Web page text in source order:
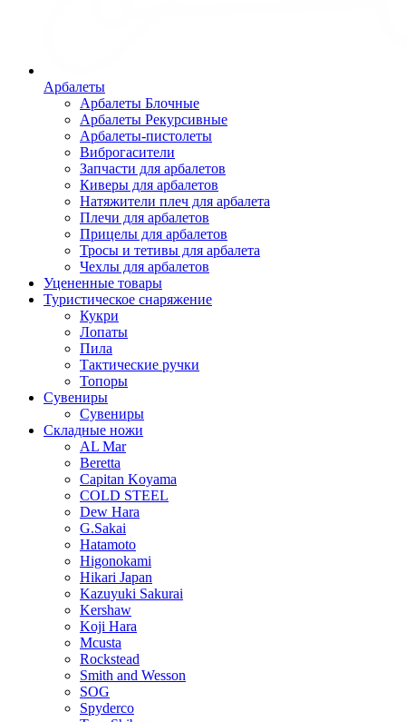
Арбалеты
Арбалеты Блочные
Арбалеты Рекурсивные
Арбалеты-пистолеты
Виброгасители
Запчасти для арбалетов
Киверы для арбалетов
Натяжители плеч для арбалета
Плечи для арбалетов
Прицелы для арбалетов
Тросы и тетивы для арбалета
Чехлы для арбалетов
Уцененные товары
Туристическое снаряжение
Кукри
Лопаты
Пила
Тактические ручки
Топоры
Сувениры
Сувениры
Складные ножи
AL Mar
Beretta
Capitan Koyama
COLD STEEL
Dew Hara
G.Sakai
Hatamoto
Higonokami
Hikari Japan
Kazuyuki Sakurai
Kershaw
Koji Hara
Mcusta
Rockstead
Smith and Wesson
SOG
Spyderco